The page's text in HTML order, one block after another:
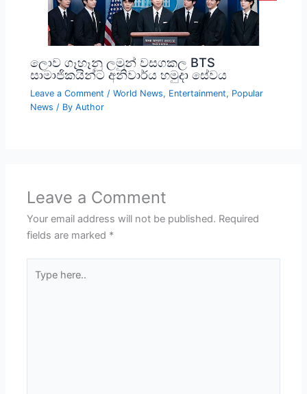
ලොව ගෑහෑනු ලමුන් වසගකල BTS
සාමාජිකයින්ට අනිවාර්ය හමුදා සේවය
Leave a Comment /World News, Entertainment, Popular
News / ByAuthor
Leave a Comment
Your email address will not be published. Required
fields are marked *
here..